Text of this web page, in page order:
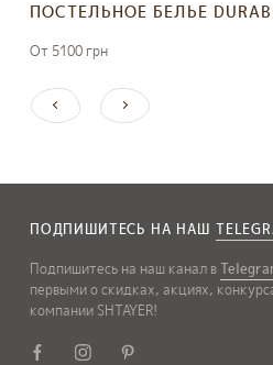
ПОСТЕЛЬНОЕ БЕЛЬЕ
От 5100 грн
ПОДПИШИТЕСЬ НА НАШ
Подпишитесь на наш канал в
первыми о скидках, акциях,
компании SHTAYER!